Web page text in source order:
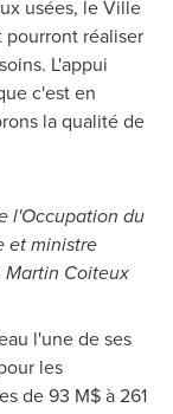
usées, le Ville
réaliser
L'appui
c'est en
la qualité de
l'Occupation du
et ministre
Martin Coiteux
l'une de ses
les
de 93 M$ à 261